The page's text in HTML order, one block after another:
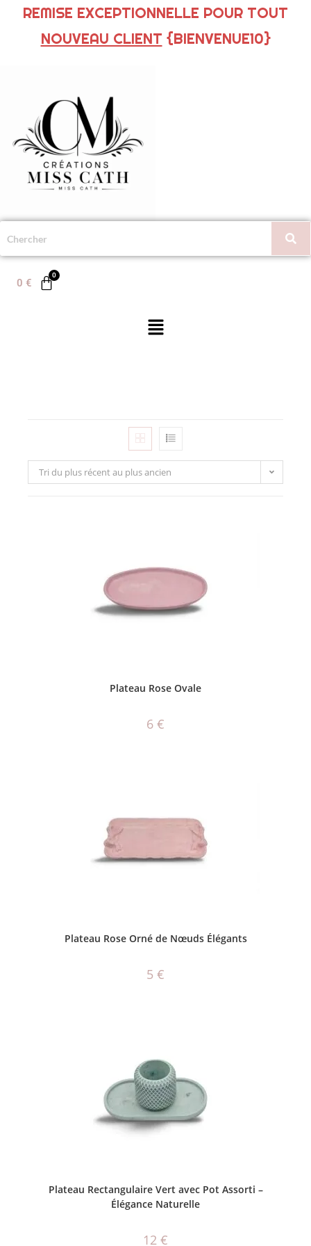
REMISE EXCEPTIONNELLE POUR TOUT
NOUVEAU CLIENT {BIENVENUE10}
0 €
Tri du plus récent au plus ancien
Plateau Rose Ovale
6 €
Plateau Rose Orné de Nœuds Élégants
5 €
Plateau Rectangulaire Vert avec Pot Assorti –
Élégance Naturelle
12 €